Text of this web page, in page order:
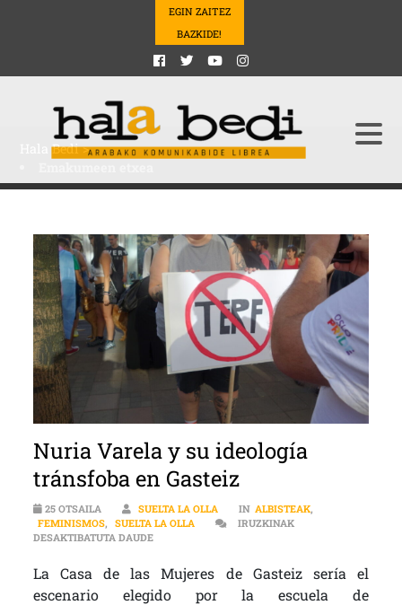
EGIN ZAITEZ
BAZKIDE!
Hala Bedi>
Nuria Varela y su ideología
tránsfoba en Gasteiz
25 OTSAILA SUELTA LA OLLA IN ALBISTEAK,
FEMINISMOS, SUELTA LA OLLA
IRUZKINAK
DESAKTIBATUTA DAUDENURIA VARELA Y SU IDEOLOGÍA TRÁNSFOBA EN
La Casa de las Mujeres de Gasteiz sería el
escenario elegido por la escuela de